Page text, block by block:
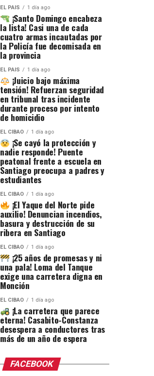
EL PAIS 1 día ago
¡Santo Domingo encabeza
la lista! Casi una de cada
cuatro armas incautadas por
la Policía fue decomisada en
la provincia
EL PAIS 1 día ago
¡Juicio bajo máxima
tensión! Refuerzan seguridad
en tribunal tras incidente
durante proceso por intento
de homicidio
EL CIBAO 1 día ago
¡Se cayó la protección y
nadie responde! Puente
peatonal frente a escuela en
Santiago preocupa a padres y
estudiantes
EL CIBAO 1 día ago
¡El Yaque del Norte pide
auxilio! Denuncian incendios,
basura y destrucción de su
ribera en Santiago
EL CIBAO 1 día ago
¡25 años de promesas y ni
una pala! Loma del Tanque
exige una carretera digna en
Monción
EL CIBAO 1 día ago
¡La carretera que parece
eterna! Casabito-Constanza
desespera a conductores tras
más de un año de espera
FACEBOOK